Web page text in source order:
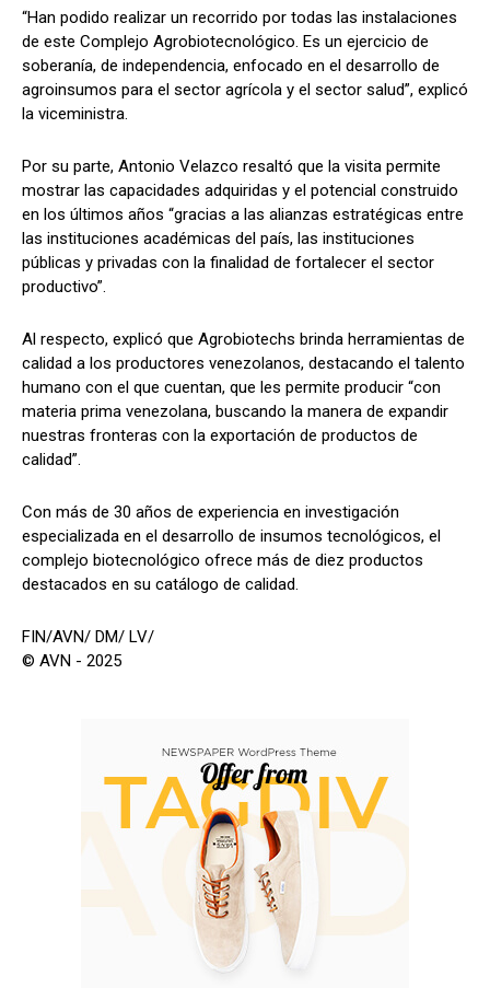
“Han podido realizar un recorrido por todas las instalaciones
de este Complejo Agrobiotecnológico. Es un ejercicio de
soberanía, de independencia, enfocado en el desarrollo de
agroinsumos para el sector agrícola y el sector salud”, explicó
la viceministra.
Por su parte, Antonio Velazco resaltó que la visita permite
mostrar las capacidades adquiridas y el potencial construido
en los últimos años “gracias a las alianzas estratégicas entre
las instituciones académicas del país, las instituciones
públicas y privadas con la finalidad de fortalecer el sector
productivo”.
Al respecto, explicó que Agrobiotechs brinda herramientas de
calidad a los productores venezolanos, destacando el talento
humano con el que cuentan, que les permite producir “con
materia prima venezolana, buscando la manera de expandir
nuestras fronteras con la exportación de productos de
calidad”.
Con más de 30 años de experiencia en investigación
especializada en el desarrollo de insumos tecnológicos, el
complejo biotecnológico ofrece más de diez productos
destacados en su catálogo de calidad.
FIN/AVN/ DM/ LV/
© AVN - 2025